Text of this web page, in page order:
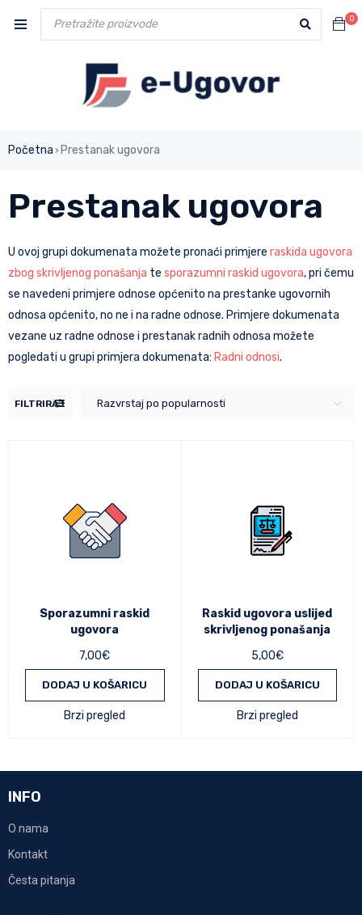
0
Početna › Prestanak ugovora
Prestanak ugovora
U ovoj grupi dokumenata možete pronaći primjere raskida ugovora
zbog skrivljenog ponašanja te sporazumni raskid ugovora, pri čemu
se navedeni primjere odnose općenito na prestanke ugovornih
odnosa općenito, no ne i na radne odnose. Primjere dokumenata
vezane uz radne odnose i prestanak radnih odnosa možete
pogledati u grupi primjera dokumenata: Radni odnosi.
FILTRIRAJ Razvrstaj po popularnosti
Sporazumni raskid
ugovora
7,00€
DODAJ U KOŠARICU
Brzi pregled
Raskid ugovora uslijed
skrivljenog ponašanja
5,00€
DODAJ U KOŠARICU
Brzi pregled
INFO
O nama
Kontakt
Česta pitanja